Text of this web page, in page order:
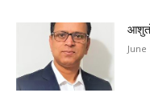
June